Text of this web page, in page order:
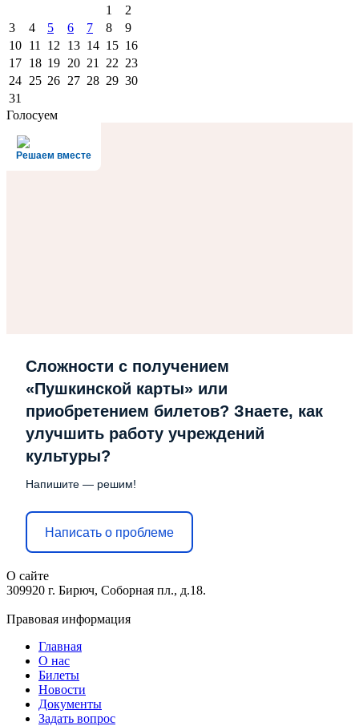
1
2
3
4 5 6 7 8
9
10 11 12 13 14 15 16
17 18 19 20 21 22 23
24 25 26 27 28 29 30
31
Голосуем
Решаем вместе
Сложности с получением
«Пушкинской карты» или
приобретением билетов? Знаете, как
улучшить работу учреждений
культуры?
Напишите — решим!
Написать о проблеме
О сайте
309920 г. Бирюч, Соборная пл., д.18.
Правовая информация
Главная
О нас
Билеты
Новости
Документы
Задать вопрос